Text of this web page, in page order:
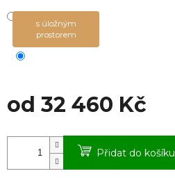
od 32 460 Kč
s úložným
prostorem
Přidat do košíku